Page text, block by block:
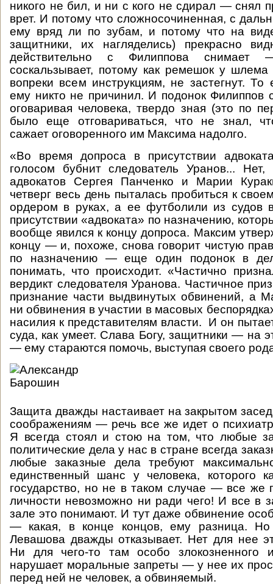
никого не бил, и ни с кого не сдирал — снял
врет. И потому что сложносочиненная, с
ему вряд ли по зубам, и потому что на
защитники, их нагляделись) прекрасно
действительно с Филиппова
соскальзывает, потому как ремешок у
вопреки всем инструкциям, не застегнут. То
ему никто не причинил. И подонок Филиппов
оговаривая человека, твердо зная (это по
было еще отговариваться, что не знал,
сажает оговоренного им Максима надолго.
«Во время допроса в присутствии
голосом бубнит следователь Уранов... Нет,
адвокатов Сергея Панченко и Марии
четверг весь день пыталась пробиться к
ордером в руках, а ее футболили из судов
присутствии «адвоката» по назначению,
вообще явился к концу допроса. Максим
концу — и, похоже, снова говорит чистую
по назначению — еще один подонок в
понимать, что происходит. «Частично
вердикт следователя Уранова. Частичное
признание части выдвинутых обвинений, а
ни обвинения в участии в масовых
насилия к представителям власти. И он
суда, как умеет. Слава Богу, защитники — на
— ему стараются помочь, выступая своего
Защита дважды настаивает на закрытом
соображениям — речь все же идет о
Я всегда стоял и стою на том, что любые
политические дела у нас в стране всегда
любые заказные дела требуют
единственный шанс у человека, которого
государство, но не в таком случае — все же
личности невозможно ни ради чего! И все в
зале это понимают. И тут даже обвинение
— какая, в конце концов, ему разница. Но
Левашова дважды отказывает. Нет для нее
Ни для чего-то там особо злокозненного
нарушает моральные запреты — у нее их
перед ней не человек, а обвиняемый.